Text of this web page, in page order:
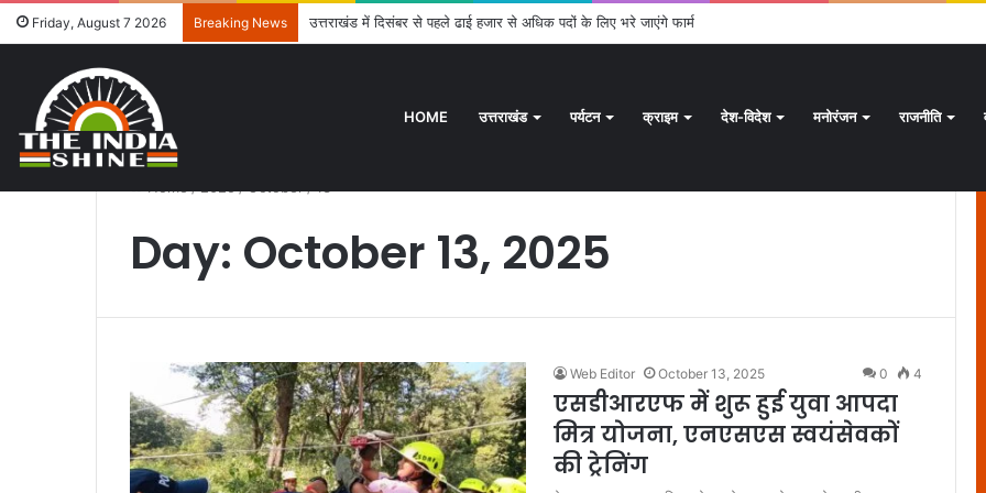
Friday, August 7 2026 Breaking News उत्तराखंड में दिसंबर से पहले ढाई हजार से अधिक पदों के लिए भरे जाएंगे फार्म
HOME उत्तराखंड पर्यटन क्राइम देश-विदेश मनोरंजन राजनीति
Day: October 13, 2025
Web Editor October 13, 2025 0 4
एसडीआरएफ में शुरू हुई युवा आपदा
मित्र योजना, एनएसएस स्वयंसेवकों
की ट्रेनिंग